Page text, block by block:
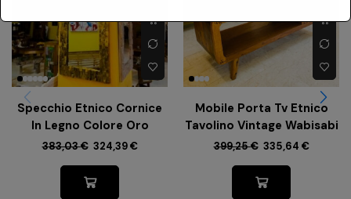
Specchio Etnico Cornice
In Legno Colore Oro
383,03€ 324,39€
Mobile Porta Tv Etnico
Tavolino Vintage Wabisabi
399,25€ 335,64 €